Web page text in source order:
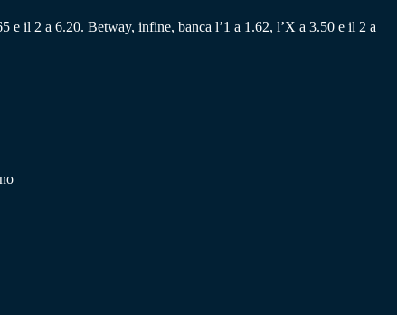
il 2 a 6.20. Betway, infine, banca l’1 a 1.62, l’X a 3.50 e il 2 a